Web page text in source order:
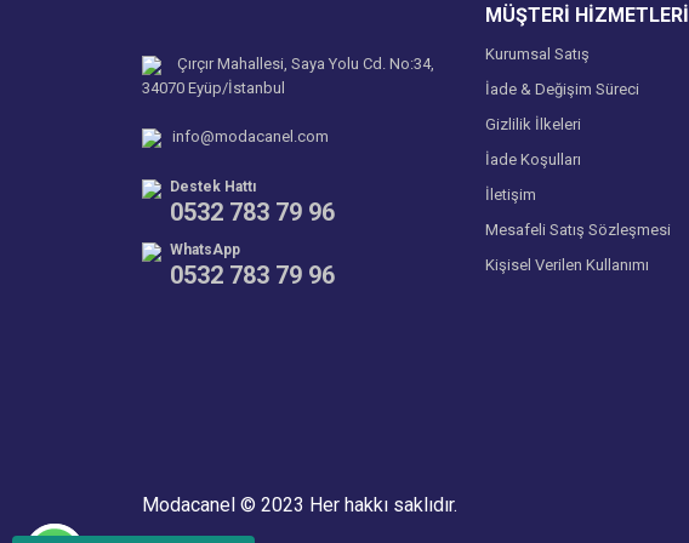
Çırçır Mahallesi, Saya Yolu Cd. No:34,
34070 Eyüp/İstanbul
info@modacanel.com
Destek Hattı
0532 783 79 96
WhatsApp
0532 783 79 96
MÜŞTERİ HİZMETLERİ
Kurumsal Satış
İade & Değişim Süreci
Gizlilik İlkeleri
İade Koşulları
İletişim
Mesafeli Satış Sözleşmesi
Kişisel Verilen Kullanımı
Modacanel © 2023 Her hakkı saklıdır.